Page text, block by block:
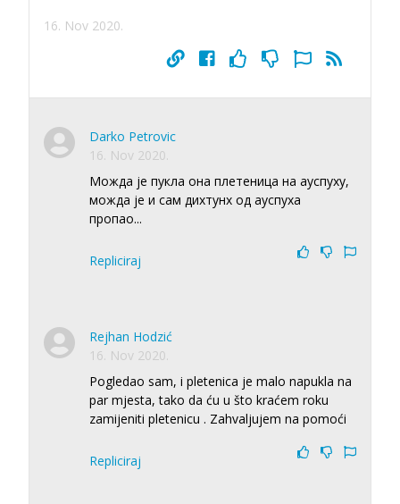
16. Nov 2020.
Darko Petrovic
16. Nov 2020.
Можда је пукла она плетеница на ауспуху,
можда је и сам дихтунх од ауспуха
пропао...
Repliciraj
Rejhan Hodzić
16. Nov 2020.
Pogledao sam, i pletenica je malo napukla na
par mjesta, tako da ću u što kraćem roku
zamijeniti pletenicu . Zahvaljujem na pomoći
Repliciraj